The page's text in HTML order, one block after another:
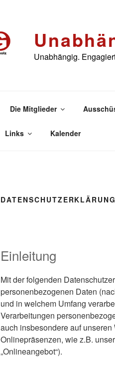
Unabhängig.
Die Mitglieder
Links Kalender
DATENSCHUTZERKLÄRUNG
Einleitung
Mit der folgenden
personenbezogenen Daten
und in welchem Umfang
Verarbeitungen
auch insbesondere auf
Onlinepräsenzen, wie z.B.
„Onlineangebot“).